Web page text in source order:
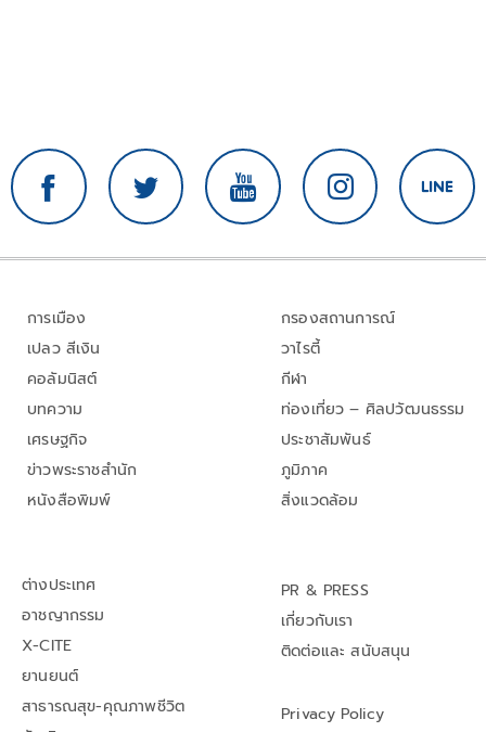
การเมือง
เปลว สีเงิน
คอลัมนิสต์
บทความ
เศรษฐกิจ
ข่าวพระราชสำนัก
หนังสือพิมพ์
กรองสถานการณ์
วาไรตี้
กีฬา
ท่องเที่ยว – ศิลปวัฒนธรรม
ประชาสัมพันธ์
ภูมิภาค
สิ่งแวดล้อม
ต่างประเทศ
อาชญากรรม
X-CITE
ยานยนต์
สาธารณสุข-คุณภาพชีวิต
PR & PRESS
เกี่ยวกับเรา
ติดต่อและ สนับสนุน
Privacy Policy